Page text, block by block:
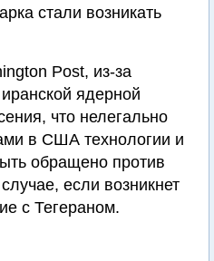
стали возникать
Post, из-за
ядерной
что нелегально
в США технологии и
обращено против
если возникнет
с Тегераном.